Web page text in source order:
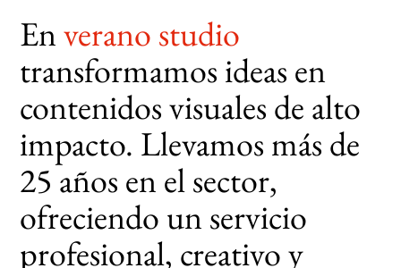
Enverano studio
transformamos ideas en
contenidos visuales de alto
impacto. Llevamos más de
25 años en el sector,
ofreciendo un servicio
profesional, creativo y